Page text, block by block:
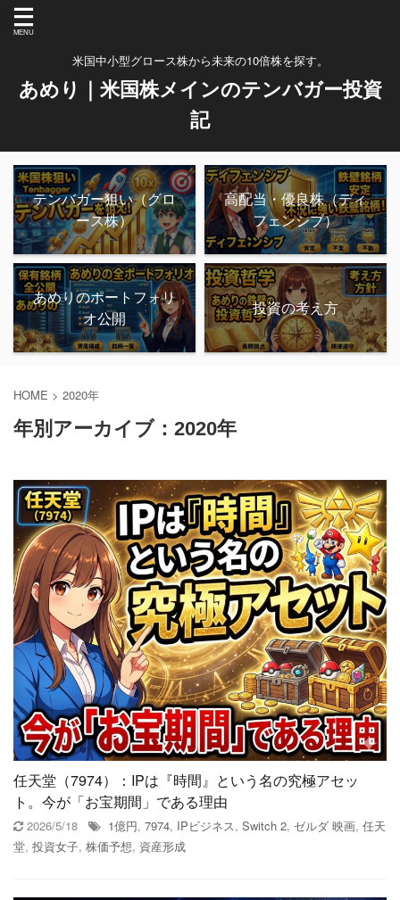
米国中小型グロース株から未来の10倍株を探す。
あめり｜米国株メインのテンバガー投資
記
テンバガー狙い（グロ
ース株）
高配当・優良株（ディ
フェンシブ）
あめりのポートフォリ
オ公開
投資の考え方
HOME > 2020年
年別アーカイブ：2020年
任天堂（7974）：IPは『時間』という名の究極アセッ
ト。今が「お宝期間」である理由
2026/5/18 1億円, 7974, IPビジネス, Switch 2, ゼルダ 映画, 任天
堂, 投資女子, 株価予想, 資産形成